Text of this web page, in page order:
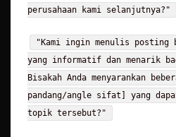
perusahaan kami selanjutnya?"
"Kami ingin menulis posting
yang informatif dan menarik
Bisakah Anda menyarankan
pandang/angle sifat] yang
topik tersebut?"